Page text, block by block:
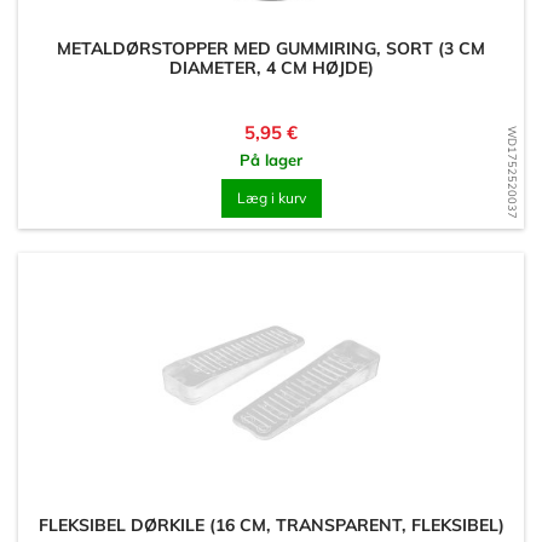
WD1752520037
METALDØRSTOPPER MED GUMMIRING, SORT (3 CM
DIAMETER, 4 CM HØJDE)
Pris
5,95 €
På lager
Læg i kurv
FLEKSIBEL DØRKILE (16 CM, TRANSPARENT, FLEKSIBEL)